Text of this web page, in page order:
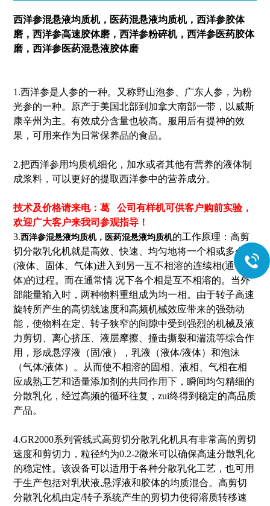
西洋参混悬液均质机，医药混悬液均质机，西洋参胶体
磨，西洋参高速胶体磨，西洋参粉碎机，西洋参医药胶体
磨，西洋参医药混悬液胶体磨
1.西洋参是人参的一种。又称野山泡参、广东人参，为粉
光参的一种。原产于美国北部到加拿大南部一带，以威斯
康辛州为主。有效成分含量也较高。服用后有提神的效
果，可用来作为日常保养品的食品。
2.把西洋参用均质机细化，加水或者其他有营养的液体制
成浆料，可以更好的提取西洋参中的营养成分。
技术及价格请来电：葛
公司有样机可供客户购前实验，
欢迎广大客户来我司参观指导！
3.西洋参混悬液均质机，医药混悬液均质机的工作原理：高剪
切分散乳化机就是高效、快速、均匀地将一个相或多个相
(液体、固体、气体)进入到另一互不相溶的连续相(通常液
体)的过程。而在通常情 况下各个相是互不相溶的。当外
部能量输入时，两种物料重组成为均一相。由于转子高速
旋转所产生的高切线速度和高频机械效应带来的强劲动
能，使物料在定、转子狭窄的间隙中受到强烈的机械及液
力剪切、离心挤压、液层摩擦、撞击撕裂和湍流等综合作
用，形成悬浮液（固/液），乳液（液体/液体）和泡沫
（气体/液体）。从而使不相溶的固相、液相、气相在相
应成熟工艺和适量添加剂的共同作用下，瞬间均匀精细的
分散乳化，经过高频的循环往复，zui终得到稳定的高品质
产品。
4.GR2000系列管线式高剪切分散乳化机具有非常高的剪切
速度和剪切力，粒径约为0.2-2微米可以确保高速分散乳化
的稳定性。该设备可以适用于各种分散乳化工艺，也可用
于生产包括对乳状液,悬浮液和胶体的均质混合。高剪切
分散乳化机由定/转子系统产生的剪切力使得溶质转移速